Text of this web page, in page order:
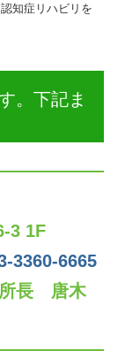
知症リハビリを
。下記ま
3 1F
3360-6665
所長 唐木